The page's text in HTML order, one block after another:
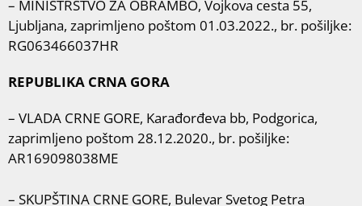
– MINISTRSTVO ZA OBRAMBO, Vojkova cesta 55,
Ljubljana, zaprimljeno poštom 01.03.2022., br. pošiljke:
RG063466037HR
REPUBLIKA CRNA GORA
– VLADA CRNE GORE, Karađorđeva bb, Podgorica,
zaprimljeno poštom 28.12.2020., br. pošiljke:
AR169098038ME
– SKUPŠTINA CRNE GORE, Bulevar Svetog Petra